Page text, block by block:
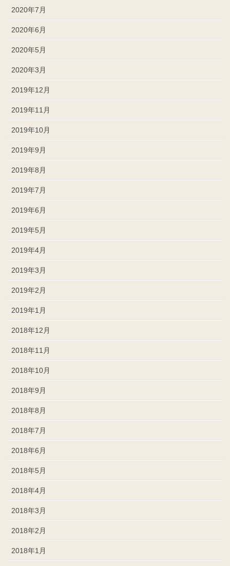
2020年7月
2020年6月
2020年5月
2020年3月
2019年12月
2019年11月
2019年10月
2019年9月
2019年8月
2019年7月
2019年6月
2019年5月
2019年4月
2019年3月
2019年2月
2019年1月
2018年12月
2018年11月
2018年10月
2018年9月
2018年8月
2018年7月
2018年6月
2018年5月
2018年4月
2018年3月
2018年2月
2018年1月